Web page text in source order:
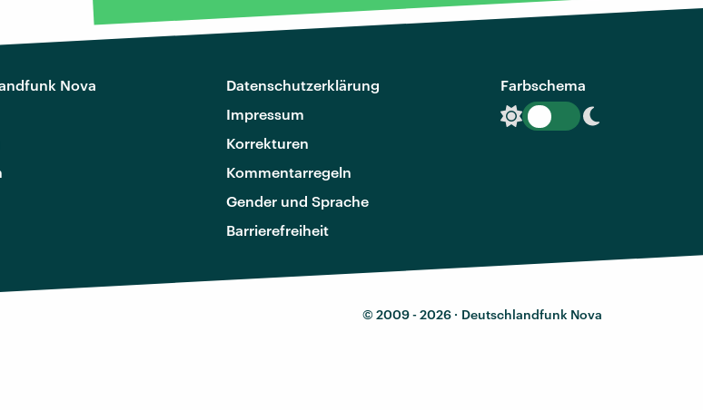
Nova
Datenschutzerklärung
Impressum
Korrekturen
Kommentarregeln
Gender und Sprache
Barrierefreiheit
Farbschema
© 2009 - 2026 · Deutschlandfunk Nova